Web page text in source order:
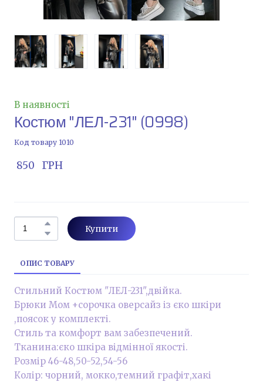
В наявності
Костюм "ЛЕЛ-231" (0998)
Код товару 1010
850   ГРН
Купити
ОПИС ТОВАРУ
Стильний Костюм "ЛЕЛ-231",двійка.
Брюки Мом +сорочка оверсайз із єко шкіри
,поясок у комплекті.
Стиль та комфорт вам забезпечений.
Тканина:єко шкіра відмінної якості.
Розмір 46-48,50-52,54-56
Колір: чорний, мокко,темний графіт,хакі